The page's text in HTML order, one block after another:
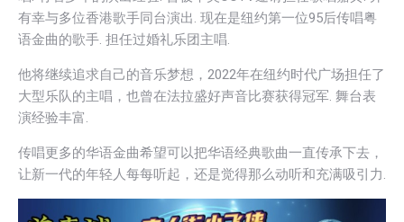
有幸与多位香港歌手同台演出. 现在是纽约第一位95后传唱粤
语金曲的歌手. 担任过婚礼乐团主唱.
他将继续追求自己的音乐梦想，2022年在纽约时代广场担任了
大型乐队的主唱，也曾在法拉盛好声音比赛获得冠军. 舞台表
演经验丰富.
传唱更多的华语金曲希望可以把华语经典歌曲一直传承下去，
让新一代的年轻人每每听起，还是觉得那么动听和充满吸引力.